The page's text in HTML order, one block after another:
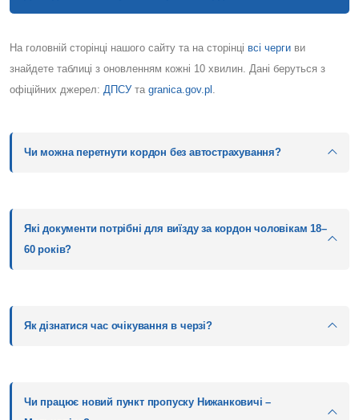
На головній сторінці нашого сайту та на сторінці всі черги ви
знайдете таблиці з оновленням кожні 10 хвилин. Дані беруться з
офіційних джерел: ДПСУта granica.gov.pl .
Чи можна перетнути кордон без автострахування?
Які документи потрібні для виїзду за кордон чоловікам 18–
60 років?
Як дізнатися час очікування в черзі?
Чи працює новий пункт пропуску Нижанковичі –